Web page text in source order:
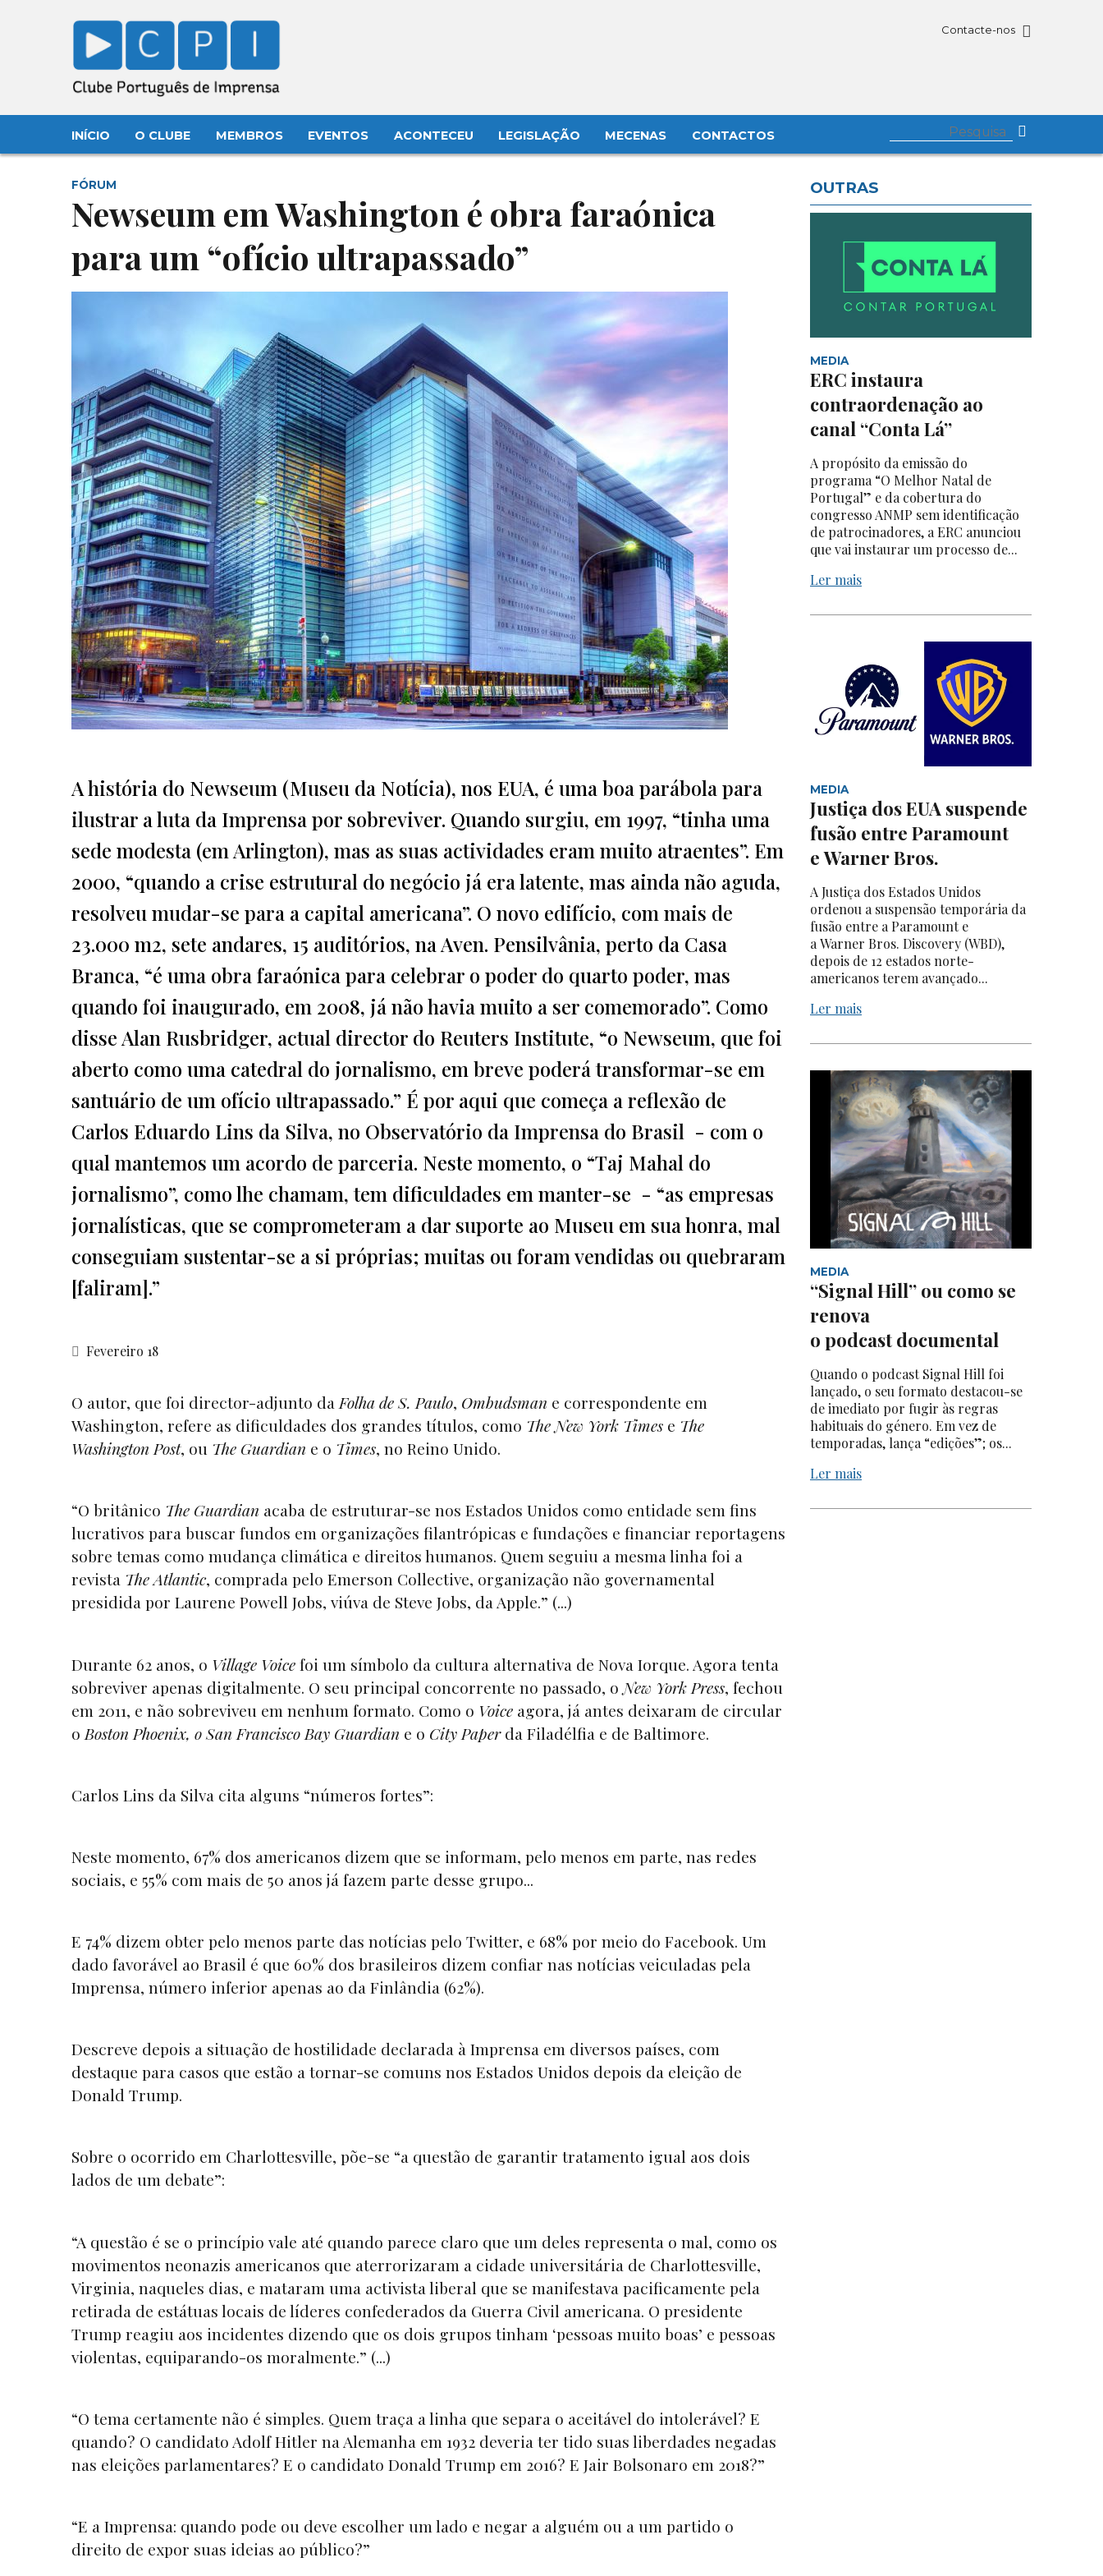
Contacte-nos
INÍCIO O CLUBE MEMBROS EVENTOS ACONTECEU LEGISLAÇÃO MECENAS CONTACTOS
FÓRUM
Newseum em Washington é obra faraónica
para um “ofício ultrapassado”
A história do Newseum (Museu da Notícia), nos EUA, é uma boa parábola para
ilustrar a luta da Imprensa por sobreviver. Quando surgiu, em 1997, “tinha uma
sede modesta (em Arlington), mas as suas actividades eram muito atraentes”. Em
2000, “quando a crise estrutural do negócio já era latente, mas ainda não aguda,
resolveu mudar-se para a capital americana”. O novo edifício, com mais de
23.000 m2, sete andares, 15 auditórios, na Aven. Pensilvânia, perto da Casa
Branca, “é uma obra faraónica para celebrar o poder do quarto poder, mas
quando foi inaugurado, em 2008, já não havia muito a ser comemorado”. Como
disse Alan Rusbridger, actual director do Reuters Institute, “o Newseum, que foi
aberto como uma catedral do jornalismo, em breve poderá transformar-se em
santuário de um ofício ultrapassado.” É por aqui que começa a reflexão de
Carlos Eduardo Lins da Silva, no Observatório da Imprensa do Brasil - com o
qual mantemos um acordo de parceria. Neste momento, o “Taj Mahal do
jornalismo”, como lhe chamam, tem dificuldades em manter-se - “as empresas
jornalísticas, que se comprometeram a dar suporte ao Museu em sua honra, mal
conseguiam sustentar-se a si próprias; muitas ou foram vendidas ou quebraram
[faliram].”
Fevereiro 18
O autor, que foi director-adjunto da Folha de S. Paulo, Ombudsman e correspondente em
Washington, refere as dificuldades dos grandes títulos, como The New York Times e The
Washington Post, ou The Guardian e o Times, no Reino Unido.
“O britânico The Guardian acaba de estruturar-se nos Estados Unidos como entidade sem fins
lucrativos para buscar fundos em organizações filantrópicas e fundações e financiar reportagens
sobre temas como mudança climática e direitos humanos. Quem seguiu a mesma linha foi a
revista The Atlantic, comprada pelo Emerson Collective, organização não governamental
presidida por Laurene Powell Jobs, viúva de Steve Jobs, da Apple.” (...)
Durante 62 anos, o Village Voicefoi um símbolo da cultura alternativa de Nova Iorque. Agora tenta
sobreviver apenas digitalmente. O seu principal concorrente no passado, o New York Press, fechou
em 2011, e não sobreviveu em nenhum formato. Como o Voice agora, já antes deixaram de circular
o Boston Phoenix, o San Francisco Bay Guardian e o City Paperda Filadélfia e de Baltimore.
Carlos Lins da Silva cita alguns “números fortes”:
Neste momento, 67% dos americanos dizem que se informam, pelo menos em parte, nas redes
sociais, e 55% com mais de 50 anos já fazem parte desse grupo...
E 74% dizem obter pelo menos parte das notícias pelo Twitter, e 68% por meio do Facebook. Um
dado favorável ao Brasil é que 60% dos brasileiros dizem confiar nas notícias veiculadas pela
Imprensa, número inferior apenas ao da Finlândia (62%).
Descreve depois a situação de hostilidade declarada à Imprensa em diversos países, com
destaque para casos que estão a tornar-se comuns nos Estados Unidos depois da eleição de
Donald Trump.
Sobre o ocorrido em Charlottesville, põe-se “a questão de garantir tratamento igual aos dois
lados de um debate”:
“A questão é se o princípio vale até quando parece claro que um deles representa o mal, como os
movimentos neonazis americanos que aterrorizaram a cidade universitária de Charlottesville,
Virginia, naqueles dias, e mataram uma activista liberal que se manifestava pacificamente pela
retirada de estátuas locais de líderes confederados da Guerra Civil americana. O presidente
Trump reagiu aos incidentes dizendo que os dois grupos tinham ‘pessoas muito boas’ e pessoas
violentas, equiparando-os moralmente.” (...)
“O tema certamente não é simples. Quem traça a linha que separa o aceitável do intolerável? E
quando? O candidato Adolf Hitler na Alemanha em 1932 deveria ter tido suas liberdades negadas
nas eleições parlamentares? E o candidato Donald Trump em 2016? E Jair Bolsonaro em 2018?”
“E a Imprensa: quando pode ou deve escolher um lado e negar a alguém ou a um partido o
direito de expor suas ideias ao público?”
OUTRAS
MEDIA
ERC instaura
contraordenação ao
canal “Conta Lá”
A propósito da emissão do
programa “O Melhor Natal de
Portugal” e da cobertura do
congresso ANMP sem identificação
de patrocinadores, a ERC anunciou
que vai instaurar um processo de...
Ler mais
MEDIA
Justiça dos EUA suspende
fusão entre Paramount
e Warner Bros.
A Justiça dos Estados Unidos
ordenou a suspensão temporária da
fusão entre a Paramount e
a Warner Bros. Discovery (WBD),
depois de 12 estados norte-
americanos terem avançado...
Ler mais
MEDIA
“Signal Hill” ou como se
renova
o podcast documental
Quando o podcast Signal Hill foi
lançado, o seu formato destacou-se
de imediato por fugir às regras
habituais do género. Em vez de
temporadas, lança “edições”; os...
Ler mais